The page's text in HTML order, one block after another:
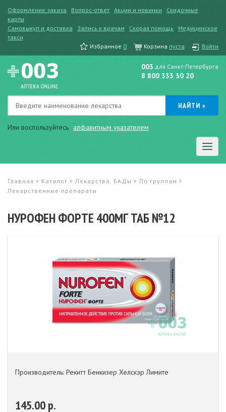
Оформление заказа Вопрос-ответ Акции и новинки
Скидочные
карты
Самовыкуп и доставка
Запись к врачам Скорая помощь
Медицинское
такси
Избранное 0 Корзина пуста Войти
Или воспользуйтесь алфавитным указателем
003 для Санкт-Петербурга
8 800 333 30 20
Главная » Каталог » Лекарства. БАДы » По группам »
Лекарственные препараты
НУРОФЕН ФОРТЕ 400МГ ТАБ №12
Производитель: Рекитт Бенкизер Хелскэр Лимите
145.00 р.